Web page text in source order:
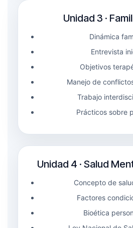
Unidad 3 ·
Dinámica
Entrevista
Objetivos
Manejo de
Trabajo
Prácticos sobre
Unidad 4 · Salud
Concepto de
Factores
Bioética